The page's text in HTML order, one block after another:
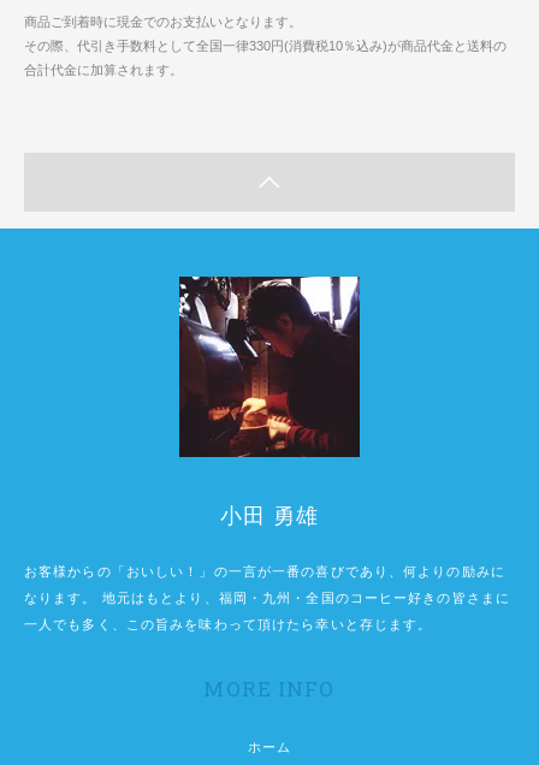
商品ご到着時に現金でのお支払いとなります。
その際、代引き手数料として全国一律330円(消費税10％込み)が商品代金と送料の
合計代金に加算されます。
小田 勇雄
お客様からの「おいしい！」の一言が一番の喜びであり、何よりの励みに
なります。 地元はもとより、福岡・九州・全国のコーヒー好きの皆さまに
一人でも多く、この旨みを味わって頂けたら幸いと存じます。
MORE INFO
ホーム